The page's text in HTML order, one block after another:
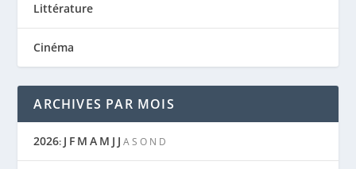
Littérature
Cinéma
ARCHIVES PAR MOIS
2026: J F M A M J J A S O N D